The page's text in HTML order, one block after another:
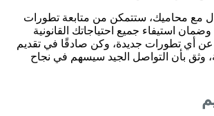
مع محاميك، ستتمكن من متابعة تطورات
استيفاء جميع احتياجاتك القانونية
عن أي تطورات جديدة، وكن صادقًا في تقديم
وثق بأن التواصل الجيد سيسهم في نجاح